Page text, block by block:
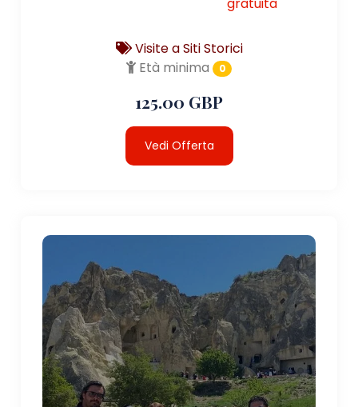
Visite a Siti Storici
Età minima
0
125.00 GBP
Vedi Offerta